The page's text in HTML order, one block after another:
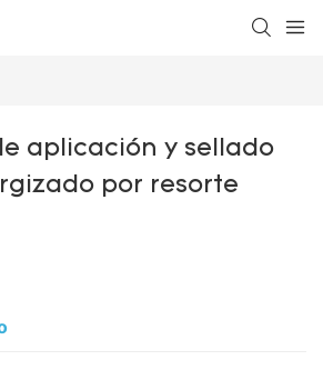
aplicación y sellado
por resorte